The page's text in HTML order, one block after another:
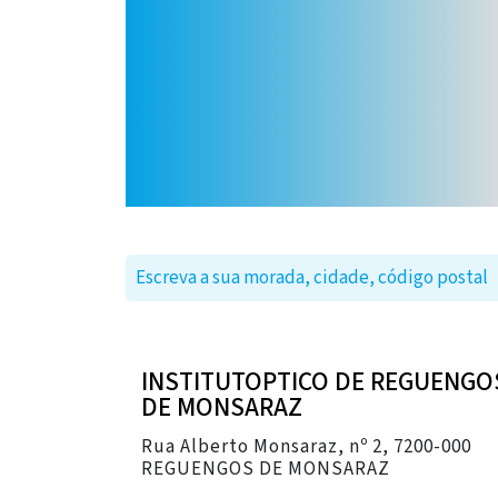
INSTITUTOPTICO DE
DE MONSARAZ
Rua Alberto Monsaraz, nº 2, 7200-000
REGUENGOS DE MONSARAZ